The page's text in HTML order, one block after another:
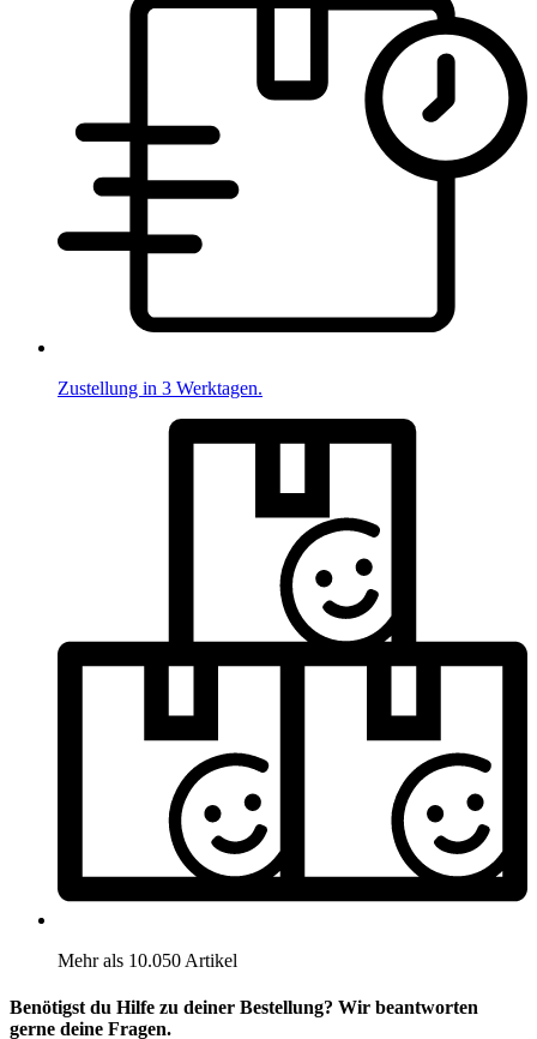
Zustellung in 3 Werktagen.
Mehr als 10.050 Artikel
Benötigst du Hilfe zu deiner Bestellung? Wir beantworten
gerne deine Fragen.